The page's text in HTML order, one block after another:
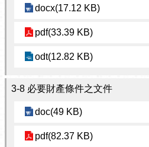
docx(17.12 KB)
pdf(33.39 KB)
odt(12.82 KB)
3-8 必要財產條件之文件
doc(49 KB)
pdf(82.37 KB)